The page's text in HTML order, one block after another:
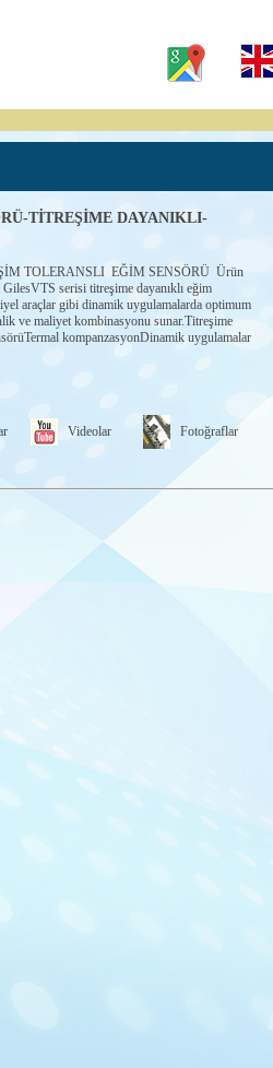
TİTREŞİME DAYANIKLI-
TOLERANSLI EĞİM SENSÖRÜ Ürün
serisi titreşime dayanıklı eğim
araçlar gibi dinamik uygulamalarda optimum
ve maliyet kombinasyonu sunar.Titreşime
kompanzasyonDinamik uygulamalar
Videolar Fotoğraflar